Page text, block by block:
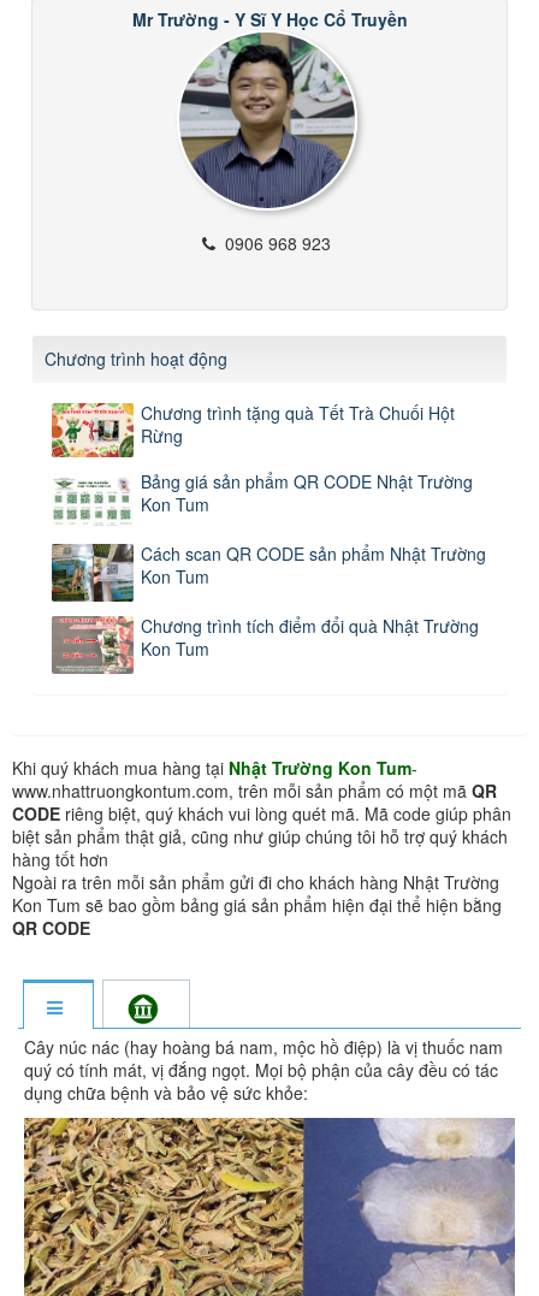
Mr Trường - Y Sĩ Y Học Cổ Truyền
0906 968 923
Chương trình hoạt động
Chương trình tặng quà Tết Trà Chuối Hột
Rừng
Bảng giá sản phẩm QR CODE Nhật Trường
Kon Tum
Cách scan QR CODE sản phẩm Nhật Trường
Kon Tum
Chương trình tích điểm đổi quà Nhật Trường
Kon Tum
Khi quý khách mua hàng tại Nhật Trường Kon Tum-
www.nhattruongkontum.com, trên mỗi sản phẩm có một mã QR
CODE riêng biệt, quý khách vui lòng quét mã. Mã code giúp phân
biệt sản phẩm thật giả, cũng như giúp chúng tôi hỗ trợ quý khách
hàng tốt hơn
Ngoài ra trên mỗi sản phẩm gửi đi cho khách hàng Nhật Trường
Kon Tum sẽ bao gồm bảng giá sản phẩm hiện đại thể hiện bằng
QR CODE
Cây núc nác (hay hoàng bá nam, mộc hồ điệp) là vị thuốc nam
quý có tính mát, vị đắng ngọt. Mọi bộ phận của cây đều có tác
dụng chữa bệnh và bảo vệ sức khỏe: